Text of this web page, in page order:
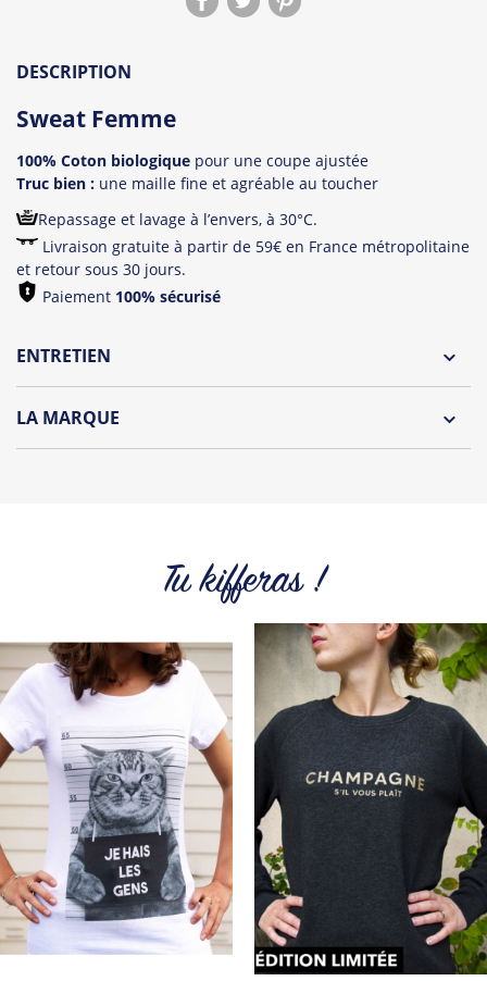
DESCRIPTION
Sweat Femme
100% Coton biologique pour une coupe ajustée
Truc bien : une maille fine et agréable au toucher
Repassage et lavage à l’envers, à 30°C.
Livraison gratuite à partir de 59€ en France métropolitaine
et retour sous 30 jours.
Paiement 100% sécurisé
ENTRETIEN
LA MARQUE
Tu kifferas !